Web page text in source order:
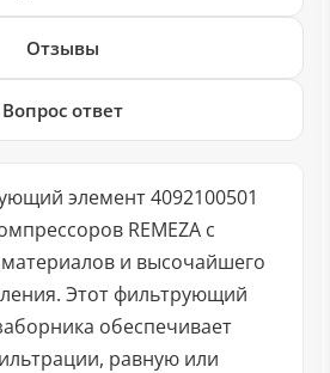
Отзывы
Вопрос ответ
элемент 4092100501
REMEZA с
и высочайшего
Этот фильтрующий
обеспечивает
равную или